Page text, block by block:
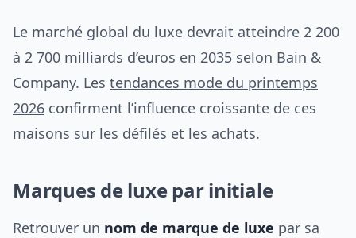
Le marché global du luxe devrait atteindre 2 200
à 2 700 milliards d’euros en 2035 selon Bain &
Company. Les tendances mode du printemps
2026 confirment l’influence croissante de ces
maisons sur les défilés et les achats.
Marques de luxe par initiale
Retrouver un nom de marque de luxe par sa